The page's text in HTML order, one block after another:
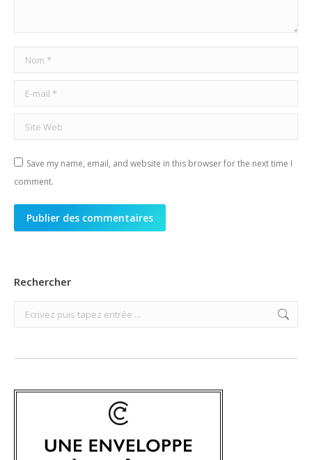
Nom *
E-mail *
Site Web
Save my name, email, and website in this browser for the next time I
comment.
Publier des commentaires
Rechercher
Search: